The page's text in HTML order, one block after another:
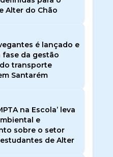
Alter do Chão
é lançado e
fase da gestão
transporte
Santarém
na Escola’ leva
e
sobre o setor
de Alter